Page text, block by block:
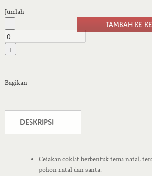
Jumlah
-
+
Bagikan
DESKRIPSI
Cetakan coklat berbentuk tema natal,
pohon natal dan santa.